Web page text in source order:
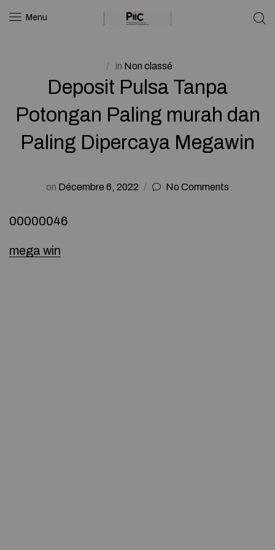
Menu
in Non classé
Deposit Pulsa Tanpa
Potongan Paling murah dan
Paling Dipercaya Megawin
on Décembre 6, 2022 No Comments
00000046
mega win